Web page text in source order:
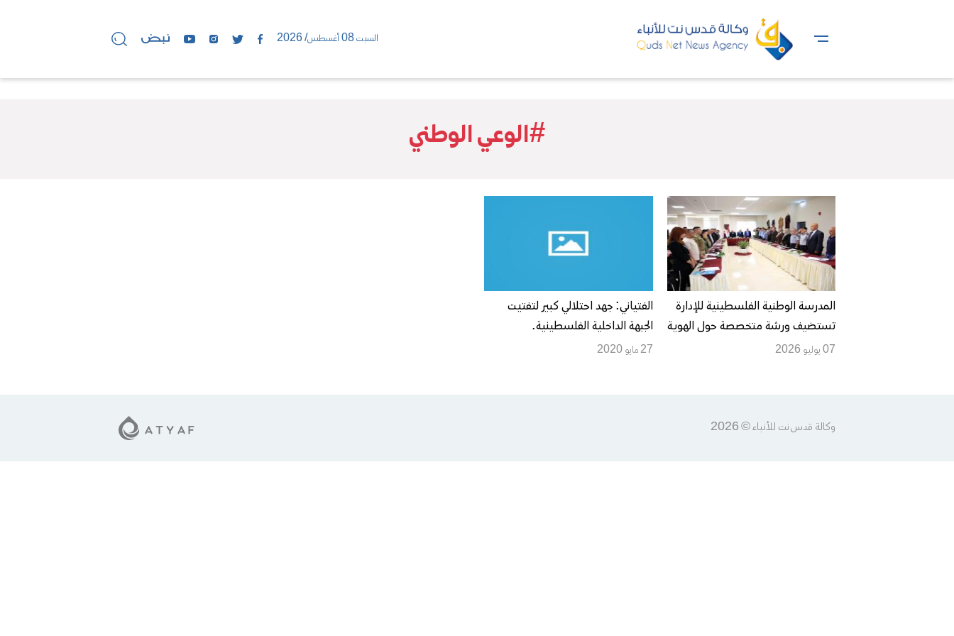
السبت 08 أغسطس/ 2026
#الوعي الوطني
المدرسة الوطنية الفلسطينية للإدارة
تستضيف ورشة متخصصة حول الهوية
الوطنية وبناء الدولة وتعزيز الوعي
07 يوليو 2026
الفتياني: جهد احتلالي كبير لتفتيت
الجبهة الداخلية الفلسطينية.
27 مايو 2020
وكالة قدس نت للأنباء © 2026